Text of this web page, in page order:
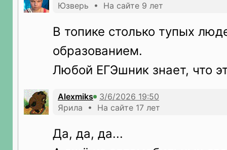
Юзверь • На сайте 9 лет
В топике столько тупых
образованием.
Любой ЕГЭшник знает, что
Alexmiks
Ярила • На сайте 17 лет
Да, да, да...